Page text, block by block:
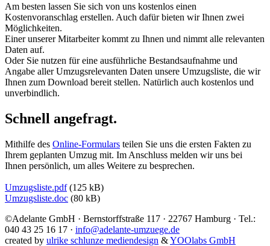
Am besten lassen Sie sich von uns kostenlos einen
Kostenvoranschlag erstellen. Auch dafür bieten wir Ihnen zwei
Möglichkeiten.
Einer unserer Mitarbeiter kommt zu Ihnen und nimmt alle relevanten
Daten auf.
Oder Sie nutzen für eine ausführliche Bestandsaufnahme und
Angabe aller Umzugsrelevanten Daten unsere Umzugsliste, die wir
Ihnen zum Download bereit stellen. Natürlich auch kostenlos und
unverbindlich.
Schnell angefragt.
Mithilfe des Online-Formulars teilen Sie uns die ersten Fakten zu
Ihrem geplanten Umzug mit. Im Anschluss melden wir uns bei
Ihnen persönlich, um alles Weitere zu besprechen.
Umzugsliste.pdf(125 kB)
Umzugsliste.doc (80 kB)
©Adelante GmbH · Bernstorffstraße 117 · 22767 Hamburg · Tel.:
040 43 25 16 17 · info@adelante-umzuege.de
created by ulrike schlunze mediendesign &YOOlabs GmbH